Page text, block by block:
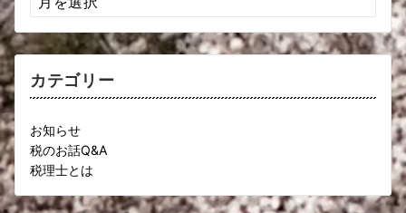
ー
カ
イ
カテゴリー
お知らせ
税のお話Q&A
税理士とは